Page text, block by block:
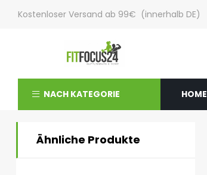
Kostenloser Versand ab 99€ (innerhalb DE)
NACH KATEGORIE HOME
Ähnliche Produkte